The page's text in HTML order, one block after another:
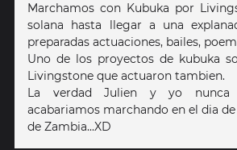
Marchamos con Kubuka por
solana hasta llegar a una
preparadas actuaciones, bailes,
Uno de los proyectos de kubuka
Livingstone que actuaron tambien.
La verdad Julien y yo nunca
acabariamos marchando en el dia
de Zambia...XD